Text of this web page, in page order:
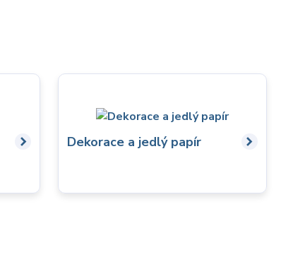
Dekorace a jedlý papír